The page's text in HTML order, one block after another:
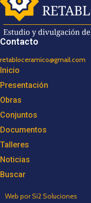
Contacto
retabloceramico@gmail.com
Inicio
Presentación
Obras
Conjuntos
Documentos
Talleres
Noticias
Buscar
Web por Si2 Soluciones